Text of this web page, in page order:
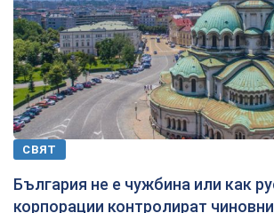
СВЯТ
България не е чужбина или как
корпорации контролират